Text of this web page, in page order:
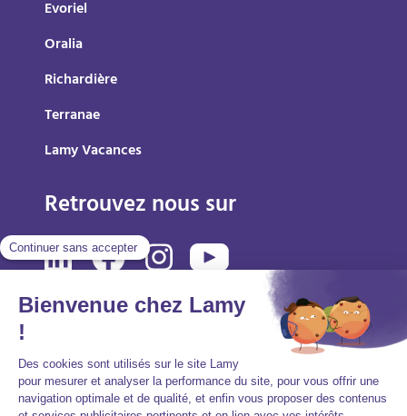
Evoriel
Oralia
Richardière
Terranae
Lamy Vacances
Retrouvez nous sur
Politique de protection des données personnelles
Accessibilité : partiellement conforme